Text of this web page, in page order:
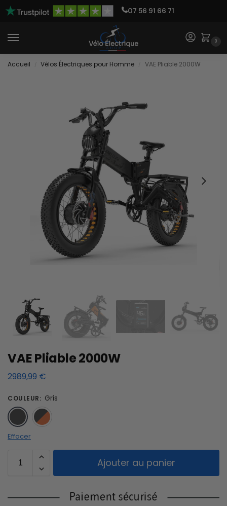
07 56 91 66 71
0
Accueil Vélos Électriques pour Homme VAE Pliable 2000W
VAE Pliable 2000W
2989,99 €
COULEUR: Gris
Effacer
Ajouter au panier